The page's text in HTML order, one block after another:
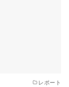
レポート